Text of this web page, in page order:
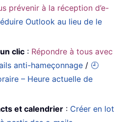
prévenir à la réception d’e-
Outlook au lieu de le
clic : Répondre à tous avec
anti-hameçonnage / 🕘
– Heure actuelle de
et calendrier : Créer en lot